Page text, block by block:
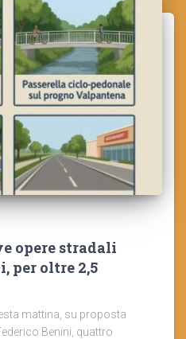
opere stradali
per oltre 2,5
mattina, su proposta
Benini, quattro